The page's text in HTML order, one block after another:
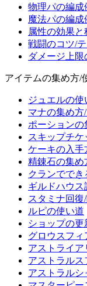
物理パの編成
魔法パの編成
属性の効果と
戦闘のコツ/
ダメージ上限
アイテムの集め方/
ジュエルの使
マナの集め
ポーションの
スキップチ
ケーキの入手
精錬石の集め
クランででき
ギルドハウ
スタミナ回復
ルピの使い道
ショップの
グロウスフ
アストライア
アストラル
アストラル